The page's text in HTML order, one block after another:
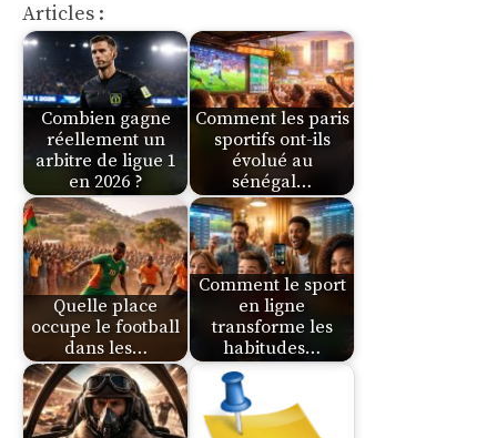
Articles :
Combien gagne
réellement un
arbitre de ligue 1
en 2026 ?
Comment les paris
sportifs ont-ils
évolué au
sénégal…
Quelle place
occupe le football
dans les…
Comment le sport
en ligne
transforme les
habitudes…